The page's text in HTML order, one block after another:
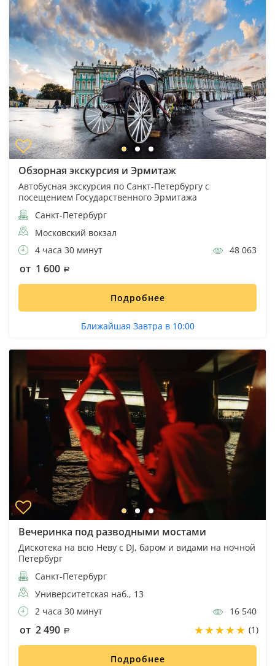
Обзорная экскурсия и Эрмитаж
Автобусная экскурсия по Санкт-Петербургу с
посещением Государственного Эрмитажа
Санкт-Петербург
Московский вокзал
4 часа 30 минут
48 063
от 1 600
Подробнее
Ближайшая Завтра в 10:00
Вечеринка под разводными мостами
Дискотека на всю Неву с DJ, баром и видами на ночной
Петербург
Санкт-Петербург
Университетская наб., 13
2 часа 30 минут
16 540
от 2 490 (1)
Подробнее